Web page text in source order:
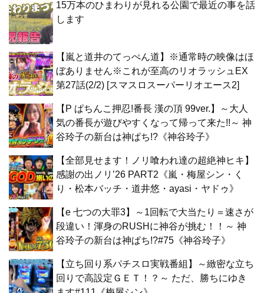
15万本のひまわりが見れる公園で最近の事を話
します
【嵐と道井のてっぺん道】※通常時の映像はほ
ぼありません※これが至高のリオラッシュEX
第27話(2/2) [スマスロスーパーリオエース2]
【P ぱちんこ押忍!番長 漢の頂 99ver.】～大人
気の番長が遊びやすくなって帰って来た!!～ 神
谷玲子の新台は神ぱち!?《神谷玲子》
【全部見せます！ノリ喰われ達の超絶神ヒキ】
感謝の出ノリ’26 PART2《嵐・梅屋シン・く
り・松本バッチ・道井悠・ayasi・ヤドゥ》
【e 七つの大罪3】～1回転で大当たり＝速さが
段違い！渾身のRUSHに神谷が挑む！！～ 神
谷玲子の新台は神ぱち!?#75《神谷玲子》
【立ち回り系パチスロ実戦番組】～緻密な立ち
回りで高設定ＧＥＴ！？～ ただ、勝ちにゆき